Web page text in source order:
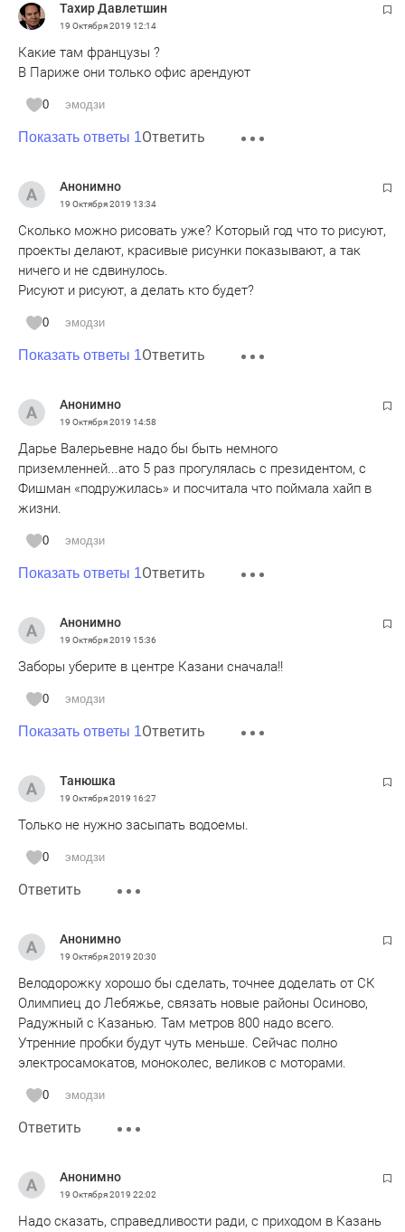
Тахир Давлетшин
19 Октября 2019 12:14
Какие там французы ?
В Париже они только офис арендуют
0 эмодзи
Показать ответы 1Ответить
Анонимно
19 Октября 2019 13:34
Сколько можно рисовать уже? Который год что то рисуют,
проекты делают, красивые рисунки показывают, а так
ничего и не сдвинулось.
Рисуют и рисуют, а делать кто будет?
0 эмодзи
Показать ответы 1Ответить
Анонимно
19 Октября 2019 14:58
Дарье Валерьевне надо бы быть немного
приземленней...ато 5 раз прогулялась с президентом, с
Фишман «подружилась» и посчитала что поймала хайп в
жизни.
0 эмодзи
Показать ответы 1Ответить
Анонимно
19 Октября 2019 15:36
Заборы уберите в центре Казани сначала!!
0 эмодзи
Показать ответы 1Ответить
Танюшка
19 Октября 2019 16:27
Только не нужно засыпать водоемы.
0 эмодзи
Ответить
Анонимно
19 Октября 2019 20:30
Велодорожку хорошо бы сделать, точнее доделать от СК
Олимпиец до Лебяжье, связать новые районы Осиново,
Радужный с Казанью. Там метров 800 надо всего.
Утренние пробки будут чуть меньше. Сейчас полно
электросамокатов, моноколес, великов с моторами.
0 эмодзи
Ответить
Анонимно
19 Октября 2019 22:02
Надо сказать, справедливости ради, с приходом в Казань